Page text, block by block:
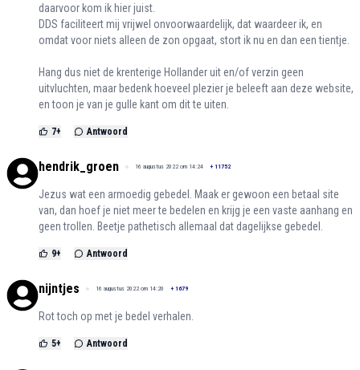
daarvoor kom ik hier juist.
DDS faciliteert mij vrijwel onvoorwaardelijk, dat waardeer ik, en
omdat voor niets alleen de zon opgaat, stort ik nu en dan een tientje.
Hang dus niet de krenterige Hollander uit en/of verzin geen
uitvluchten, maar bedenk hoeveel plezier je beleeft aan deze website,
en toon je van je gulle kant om dit te uiten.
7+ Antwoord
hendrik_groen 16 augustus 2022 om 14:24 + 11752
Jezus wat een armoedig gebedel. Maak er gewoon een betaal site
van, dan hoef je niet meer te bedelen en krijg je een vaste aanhang en
geen trollen. Beetje pathetisch allemaal dat dagelijkse gebedel.
9+ Antwoord
nijntjes 16 augustus 2022 om 14:20 + 1679
Rot toch op met je bedel verhalen.
5+ Antwoord